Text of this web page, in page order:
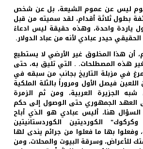
ليس عن عموم الشيعة، بل عن شخص
بطول ثلاثة أقدام، لقد سميته من قبل
ياردة واحدة، وهذه حقيقة ليس ادعاءً
حيدر عبادي لأنه من عباد الدولار.
أن هذا المخلوق غير الأرضي لا يستطيع
هذه المصطلحات. . التي تليق به، حتى
في مزبلة التاريخ بجانب من سبقه في
فيصل الأول ومروراً بالثلة الملكية
الجزيرة العربية، ومن ثم الزمرة
العهد الجمهوري حتى الوصول إلى حكم
هنا، أليس عبادي هو الذي أباح
الكورديتين الكوردستانيتين
وفعلوا بها ما فعلوا من جرائم يندى لها
للأعراض، وسرقة البيوت والمحلات، ومن